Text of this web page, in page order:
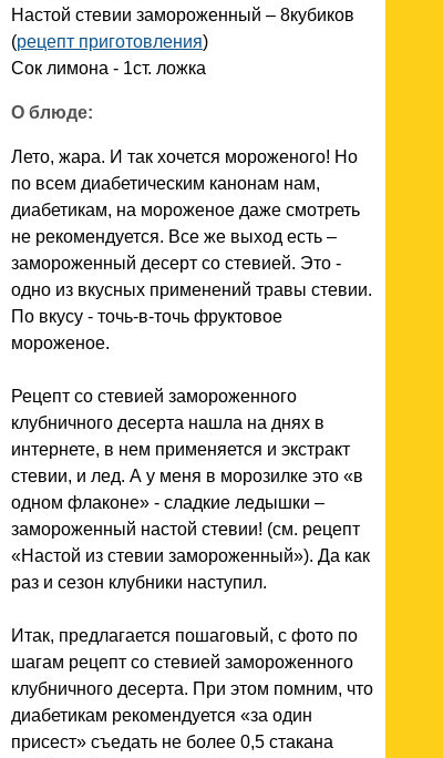
Настой стевии замороженный – 8кубиков
(рецепт приготовления)
Сок лимона - 1ст. ложка
О блюде:
Лето, жара. И так хочется мороженого! Но
по всем диабетическим канонам нам,
диабетикам, на мороженое даже смотреть
не рекомендуется. Все же выход есть –
замороженный десерт со стевией. Это -
одно из вкусных применений травы стевии.
По вкусу - точь-в-точь фруктовое
мороженое.
Рецепт со стевией замороженного
клубничного десерта нашла на днях в
интернете, в нем применяется и экстракт
стевии, и лед. А у меня в морозилке это «в
одном флаконе» - сладкие ледышки –
замороженный настой стевии! (см. рецепт
«Настой из стевии замороженный»). Да как
раз и сезон клубники наступил.
Итак, предлагается пошаговый, с фото по
шагам рецепт со стевией замороженного
клубничного десерта. При этом помним, что
диабетикам рекомендуется «за один
присест» съедать не более 0,5 стакана